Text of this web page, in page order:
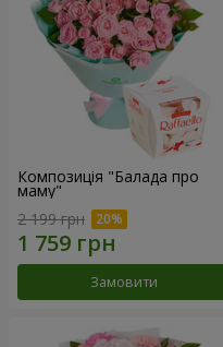
Композиція "Балада про
маму"
2 199 грн
Замовити